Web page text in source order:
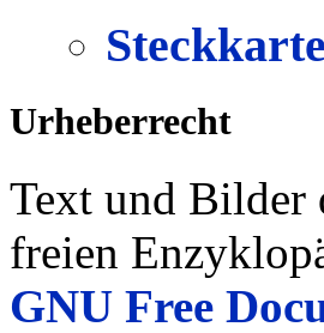
Steckkarte
Urheberrecht
Text und Bilder
freien
GNU Free